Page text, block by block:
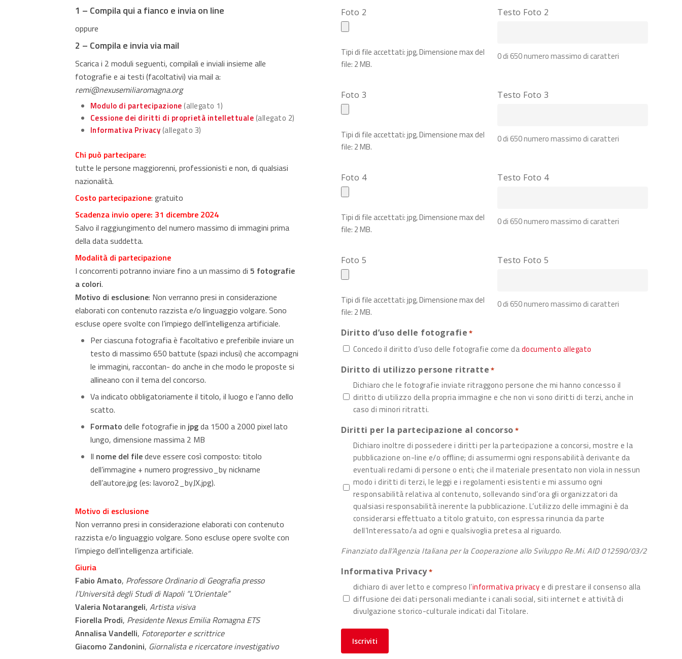
1 – Compila qui a fianco e invia on line
oppure
2 – Compila e invia via mail
Scarica i 2 moduli seguenti, compilali e inviali insieme alle
fotografie e ai testi (facoltativi) via mail a:
remi@nexusemiliaromagna.org
Modulo di partecipazione(allegato 1)
Cessione dei diritti di proprietà intellettuale(allegato 2)
Informativa Privacy(allegato 3)
Chi può partecipare:
tutte le persone maggiorenni, professionisti e non, di qualsiasi
nazionalità.
Costo partecipazione: gratuito
Scadenza invio opere: 31 dicembre 2024
Salvo il raggiungimento del numero massimo di immagini prima
della data suddetta.
Modalità di partecipazione
I concorrenti potranno inviare fino a un massimo di 5 fotografie
a colori.
Motivo di esclusione: Non verranno presi in considerazione
elaborati con contenuto razzista e/o linguaggio volgare. Sono
escluse opere svolte con l’impiego dell’intelligenza artificiale.
Per ciascuna fotografia è facoltativo e preferibile inviare un
testo di massimo 650 battute (spazi inclusi) che accompagni
le immagini, raccontan- do anche in che modo le proposte si
allineano con il tema del concorso.
Va indicato obbligatoriamente il titolo, il luogo e l’anno dello
scatto.
Formato delle fotografie in jpgda 1500 a 2000 pixel lato
lungo, dimensione massima 2 MB
Il nome del filedeve essere così composto: titolo
dell’immagine + numero progressivo_by nickname
dell’autore.jpg (es: lavoro2_byJX.jpg).
Motivo di esclusione
Non verranno presi in considerazione elaborati con contenuto
razzista e/o linguaggio volgare. Sono escluse opere svolte con
l’impiego dell’intelligenza artificiale.
Giuria
Fabio Amato, Professore Ordinario di Geografia presso
l’Università degli Studi di Napoli “L’Orientale”
Valeria Notarangeli, Artista visiva
Fiorella Prodi, Presidente Nexus Emilia Romagna ETS
Annalisa Vandelli, Fotoreporter e scrittrice
Giacomo Zandonini, Giornalista e ricercatore investigativo
Foto 2
Tipi di file accettati: jpg, Dimensione max del
file: 2 MB.
Testo Foto 2
0 di 650 numero massimo di caratteri
Foto 3
Tipi di file accettati: jpg, Dimensione max del
file: 2 MB.
Testo Foto 3
0 di 650 numero massimo di caratteri
Foto 4
Tipi di file accettati: jpg, Dimensione max del
file: 2 MB.
Testo Foto 4
0 di 650 numero massimo di caratteri
Foto 5
Tipi di file accettati: jpg, Dimensione max del
file: 2 MB.
Testo Foto 5
0 di 650 numero massimo di caratteri
Diritto d’uso delle fotografie *
Concedo il diritto d’uso delle fotografie come dadocumento allegato
Diritto di utilizzo persone ritratte *
Dichiaro che le fotografie inviate ritraggono persone che mi hanno concesso il
diritto di utilizzo della propria immagine e che non vi sono diritti di terzi, anche in
caso di minori ritratti.
Diritti per la partecipazione al concorso *
Dichiaro inoltre di possedere i diritti per la partecipazione a concorsi, mostre e la
pubblicazione on-line e/o oﬄine; di assumermi ogni responsabilità derivante da
eventuali reclami di persone o enti; che il materiale presentato non viola in nessun
modo i diritti di terzi, le leggi e i regolamenti esistenti e mi assumo ogni
responsabilità relativa al contenuto, sollevando sind’ora gli organizzatori da
qualsiasi responsabilità inerente la pubblicazione. L’utilizzo delle immagini è da
considerarsi eﬀettuato a titolo gratuito, con espressa rinuncia da parte
dell’Interessato/a ad ogni e qualsivoglia pretesa al riguardo.
Finanziato dall’Agenzia Italiana per la Cooperazione allo Sviluppo Re.Mi. AID 012590/03/2
Informativa Privacy*
dichiaro di aver letto e compreso l’informativa privacy e di prestare il consenso alla
diffusione dei dati personali mediante i canali social, siti internet e attività di
divulgazione storico-culturale indicati dal Titolare.